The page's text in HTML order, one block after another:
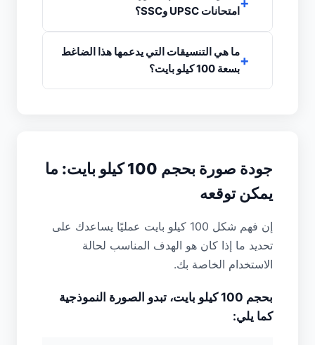
امتحانات UPSC وSSC؟
ما هي التنسيقات التي يدعمها هذا الضاغط
بسعة 100 كيلو بايت؟
جودة صورة بحجم 100 كيلو بايت: ما
يمكن توقعه
إن فهم شكل 100 كيلو بايت عمليًا يساعدك على
تحديد ما إذا كان هو الهدف المناسب لحالة
الاستخدام الخاصة بك.
بحجم 100 كيلو بايت، تبدو الصورة النموذجية
كما يلي: